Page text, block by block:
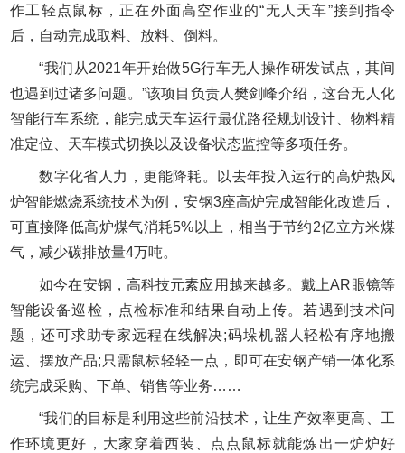
作工轻点鼠标，正在外面高空作业的“无人天车”接到指令
后，自动完成取料、放料、倒料。
“我们从2021年开始做5G行车无人操作研发试点，其间
也遇到过诸多问题。”该项目负责人樊剑峰介绍，这台无人化
智能行车系统，能完成天车运行最优路径规划设计、物料精
准定位、天车模式切换以及设备状态监控等多项任务。
数字化省人力，更能降耗。以去年投入运行的高炉热风
炉智能燃烧系统技术为例，安钢3座高炉完成智能化改造后，
可直接降低高炉煤气消耗5%以上，相当于节约2亿立方米煤
气，减少碳排放量4万吨。
如今在安钢，高科技元素应用越来越多。戴上AR眼镜等
智能设备巡检，点检标准和结果自动上传。若遇到技术问
题，还可求助专家远程在线解决;码垛机器人轻松有序地搬
运、摆放产品;只需鼠标轻轻一点，即可在安钢产销一体化系
统完成采购、下单、销售等业务……
“我们的目标是利用这些前沿技术，让生产效率更高、工
作环境更好，大家穿着西装、点点鼠标就能炼出一炉炉好